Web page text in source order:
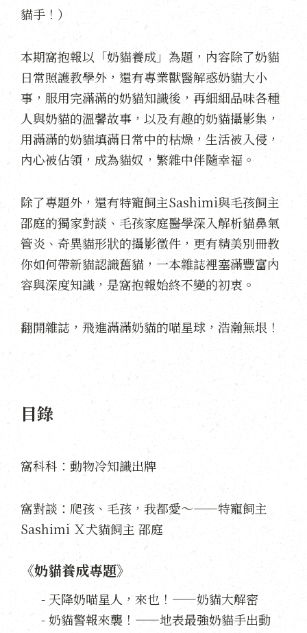
貓手！）
本期窩抱報以「奶貓養成」為題，內容除了奶貓
日常照護教學外，還有專業獸醫解惑奶貓大小
事，服用完滿滿的奶貓知識後，再細細品味各種
人與奶貓的溫馨故事，以及有趣的奶貓攝影集，
用滿滿的奶貓填滿日常中的枯燥，生活被入侵，
內心被佔領，成為貓奴，繁雜中伴隨幸福。
除了專題外，還有特寵飼主Sashimi與毛孩飼主
邵庭的獨家對談、毛孩家庭醫學深入解析貓鼻氣
管炎、奇異貓形狀的攝影徵件，更有精美別冊教
你如何帶新貓認識舊貓，一本雜誌裡塞滿豐富內
容與深度知識，是窩抱報始終不變的初衷。
翻開雜誌，飛進滿滿奶貓的喵星球，浩瀚無垠！
目錄
窩科科：動物冷知識出牌
窩對談：爬孩、毛孩，我都愛～——特寵飼主
Sashimi Ｘ犬貓飼主 邵庭
《奶貓養成專題》
- 天降奶喵星人，來也！——奶貓大解密
- 奶貓警報來襲！——地表最強奶貓手出動